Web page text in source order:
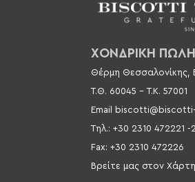
ΧΟΝΔΡΙΚΗ
Θέρμη Θεσσαλονίκης,
Τ.Θ. 60045 –Τ.Κ. 57001
Email
Τηλ.: +30 2310 472221 -
Fax: +30 2310 472226
Βρείτε μας στον Χάρτη